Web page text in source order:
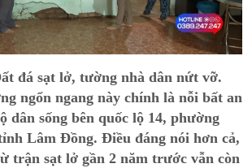
đá sạt lở, tường nhà dân nứt vỡ.
ngổn ngang này chính là nỗi bất an
dân sống bên quốc lộ 14, phường
Lâm Đồng. Điều đáng nói hơn cả,
trận sạt lở gần 2 năm trước vẫn còn